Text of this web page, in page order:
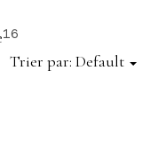
16
Trier par: Default